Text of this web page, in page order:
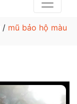
/ mũ bảo hộ màu